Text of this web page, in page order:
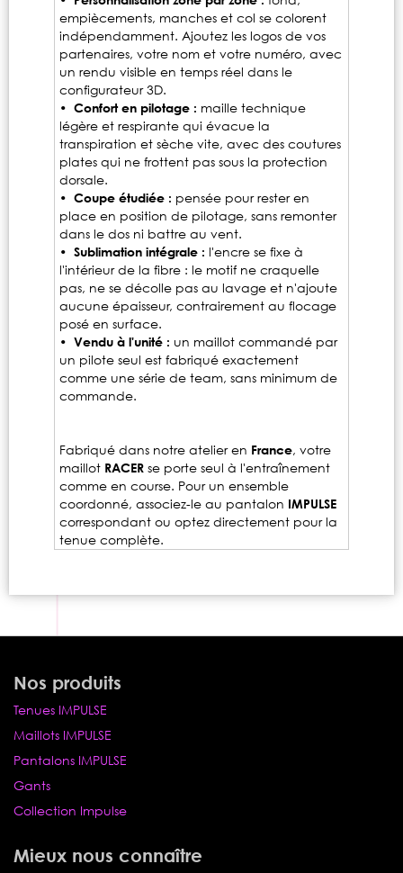
empiècements, manches et col se colorent
indépendamment. Ajoutez les logos de vos
partenaires, votre nom et votre numéro, avec
un rendu visible en temps réel dans le
configurateur 3D.
• Confort en pilotage : maille technique
légère et respirante qui évacue la
transpiration et sèche vite, avec des coutures
plates qui ne frottent pas sous la protection
dorsale.
• Coupe étudiée : pensée pour rester en
place en position de pilotage, sans remonter
dans le dos ni battre au vent.
• Sublimation intégrale : l'encre se fixe à
l'intérieur de la fibre : le motif ne craquelle
pas, ne se décolle pas au lavage et n'ajoute
aucune épaisseur, contrairement au flocage
posé en surface.
• Vendu à l'unité : un maillot commandé par
un pilote seul est fabriqué exactement
comme une série de team, sans minimum de
commande.
Fabriqué dans notre atelier en France, votre
maillot RACER se porte seul à l'entraînement
comme en course. Pour un ensemble
coordonné, associez-le au pantalon IMPULSE
correspondant ou optez directement pour la
tenue complète.
Nos produits
Tenues IMPULSE
Maillots IMPULSE
Pantalons IMPULSE
Gants
Collection Impulse
Mieux nous connaître